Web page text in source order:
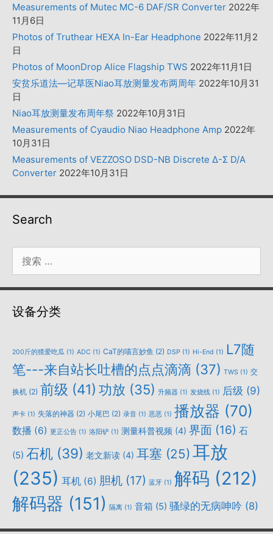
Measurements of Mutec MC-6 DAF/SR Converter 2022年
11月6日
Photos of Truthear HEXA In-Ear Headphone 2022年11月2
日
Photos of MoonDrop Alice Flagship TWS 2022年11月1日
安贫乐道法—记草医Niao耳放测量发布两周年 2022年10月31
日
Niao耳放测量发布周年祭 2022年10月31日
Measurements of Cyaudio Niao Headphone Amp 2022年
10月31日
Measurements of VEZZOSO DSD-NB Discrete Δ-Σ D/A
Converter 2022年10月31日
Search
索：
设备分类
200斤的猹爱吃瓜 (1) ADC (1) CaT的喵言妙鱼 (2) DSP (1) Hi-End (1) L7随
笔---来自站长吐槽的点点滴滴 (37) TWS (1) 交
换机 (2) 前级 (41) 功放 (35) 升频器 (1) 发烧线 (1) 后级 (9)
声卡 (1) 失落的神器 (2) 小尾巴 (2) 录音 (1) 恶恶 (1) 播放器 (70)
数播 (6) 更正公告 (1) 洛阳铲 (1) 测量科普视频 (4) 界面 (16) 石
(5) 石机 (39) 老文新读 (4) 耳塞 (25) 耳放
(235) 耳机 (6) 胆机 (17) 蓝牙 (1) 解码 (212)
解码器 (151) 隔离 (1) 音箱 (5) 骚绿的无病呻吟 (8)